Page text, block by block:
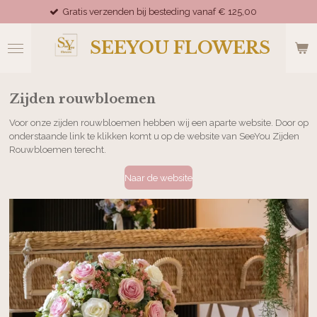
direct
de
SEEYOU FLOWERS
besteding vanaf € 125,00 Zijdeboeketten
Zijden rouwbloemen
Voor onze zijden rouwbloemen hebben wij een aparte website. Door op
onderstaande link te klikken komt u op de website van SeeYou Zijden
Rouwbloemen terecht.
Naar de website